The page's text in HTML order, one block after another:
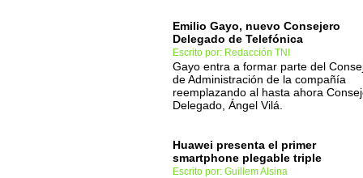
Emilio Gayo, nuevo Consejero
Delegado de Telefónica
Escrito por: Redacción TNI
Gayo entra a formar parte del
de Administración de la compañía
reemplazando al hasta ahora
Delegado, Ángel Vilá.
Huawei presenta el primer
smartphone plegable triple
Escrito por: Guillem Alsina